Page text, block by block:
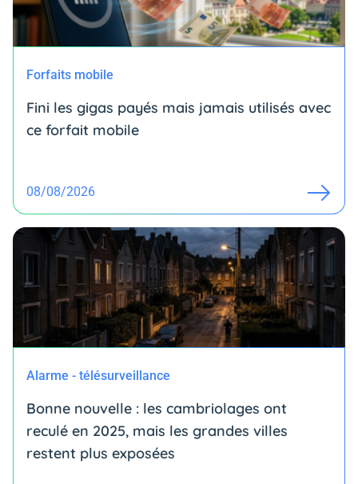
Forfaits mobile
Fini les gigas payés mais jamais utilisés avec
ce forfait mobile
08/08/2026
Alarme - télésurveillance
Bonne nouvelle : les cambriolages ont
reculé en 2025, mais les grandes villes
restent plus exposées